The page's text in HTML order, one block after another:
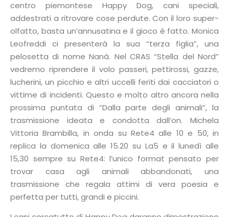
centro piemontese Happy Dog, cani speciali,
addestrati a ritrovare cose perdute. Con il loro super-
olfatto, basta un’annusatina e il gioco è fatto. Monica
Leofreddi ci presenterà la sua “terza figlia”, una
pelosetta di nome Nanà. Nel CRAS “Stella del Nord”
vedremo riprendere il volo passeri, pettirossi, gazze,
lucherini, un picchio e altri uccelli feriti dai cacciatori o
vittime di incidenti. Questo e molto altro ancora nella
prossima puntata di “Dalla parte degli animali”, la
trasmissione ideata e condotta dall’on. Michela
Vittoria Brambilla, in onda su Rete4 alle 10 e 50, in
replica la domenica alle 15.20 su La5 e il lunedì alle
15,30 sempre su Rete4: l’unico format pensato per
trovar casa agli animali abbandonati, una
trasmissione che regala attimi di vera poesia e
perfetta per tutti, grandi e piccini.